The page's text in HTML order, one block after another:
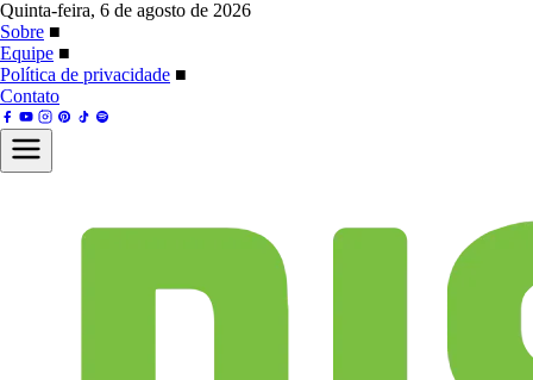
Quinta-feira, 6 de agosto de 2026
Sobre ■
Equipe ■
Política de privacidade ■
Contato